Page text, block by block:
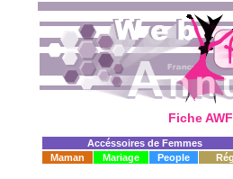
Fiche
Accéssoires de Femmes
Maman
Mariage People